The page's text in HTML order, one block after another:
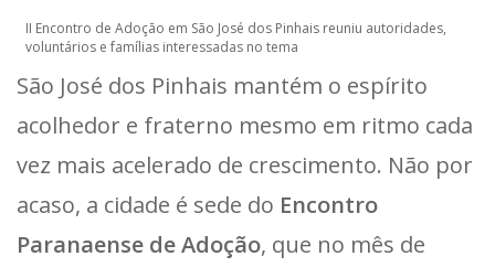
II Encontro de Adoção em São José dos Pinhais reuniu autoridades,
voluntários e famílias interessadas no tema
São José dos Pinhais mantém o espírito
acolhedor e fraterno mesmo em ritmo cada
vez mais acelerado de crescimento. Não por
acaso, a cidade é sede do Encontro
Paranaense de Adoção, que no mês de